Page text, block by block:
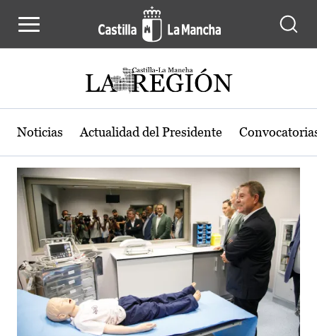
Actualidad de la región de Castilla-
Noticias Actualidad del Presidente